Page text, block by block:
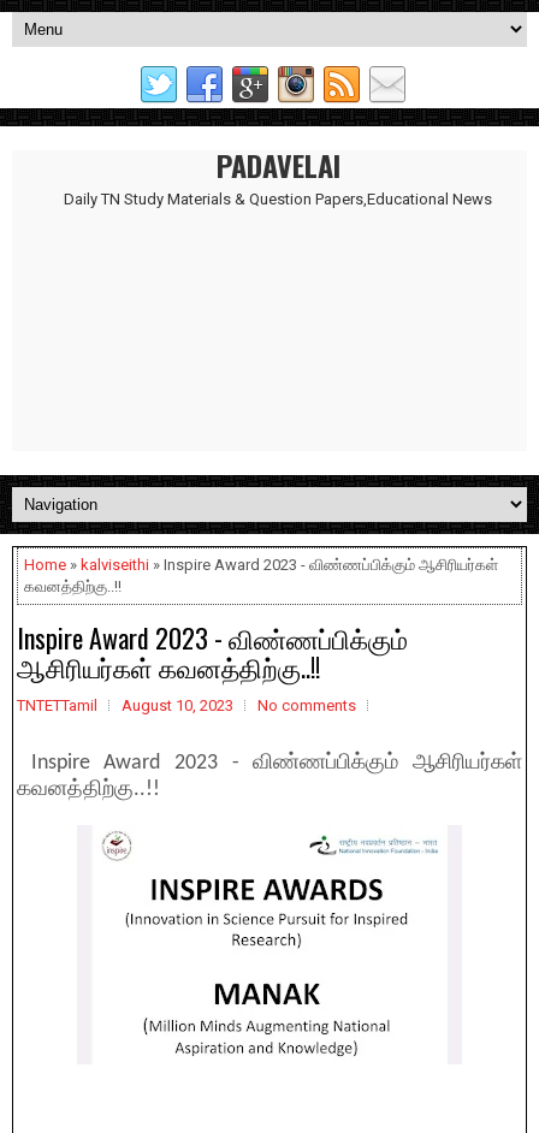
PADAVELAI
Daily TN Study Materials & Question Papers,Educational News
Home » kalviseithi » Inspire Award 2023 - விண்ணப்பிக்கும் ஆசிரியர்கள்
கவனத்திற்கு..!!
Inspire Award 2023 - விண்ணப்பிக்கும்
ஆசிரியர்கள் கவனத்திற்கு..!!
TNTETTamil August 10, 2023 No comments
Inspire Award 2023 - விண்ணப்பிக்கும் ஆசிரியர்கள்
கவனத்திற்கு..!!